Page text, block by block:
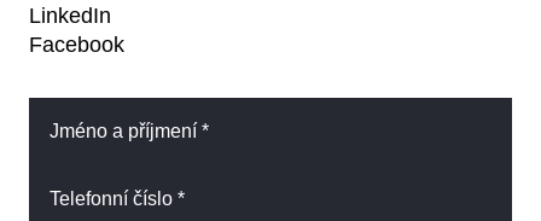
LinkedIn
Facebook